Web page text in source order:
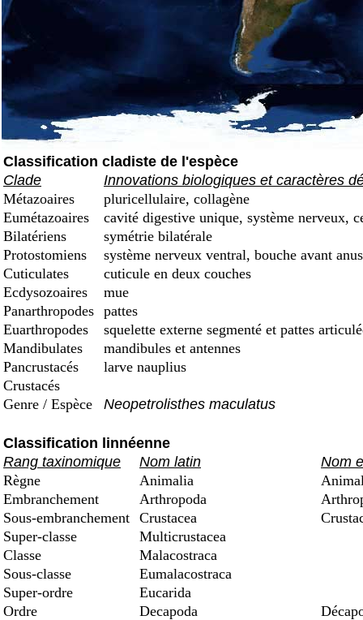
Classification cladiste de l'espèce
Clade
Innovations biologiques et caractères
Métazoaires
pluricellulaire, collagène
Eumétazoaires
cavité digestive unique, système nerveux,
Bilatériens
symétrie bilatérale
Protostomiens
système nerveux ventral, bouche avant anus
Cuticulates
cuticule en deux couches
Ecdysozoaires
mue
Panarthropodes pattes
Euarthropodes
squelette externe segmenté et pattes
Mandibulates
mandibules et antennes
Pancrustacés
larve nauplius
Crustacés
Genre / Espèce
Neopetrolisthes maculatus
Classification linnéenne
Rang taxinomique
Nom latin
Nom
Règne
Animalia
Embranchement
Arthropoda
Sous-embranchement Crustacea
Super-classe
Multicrustacea
Classe
Malacostraca
Sous-classe
Eumalacostraca
Super-ordre
Eucarida
Ordre
Decapoda